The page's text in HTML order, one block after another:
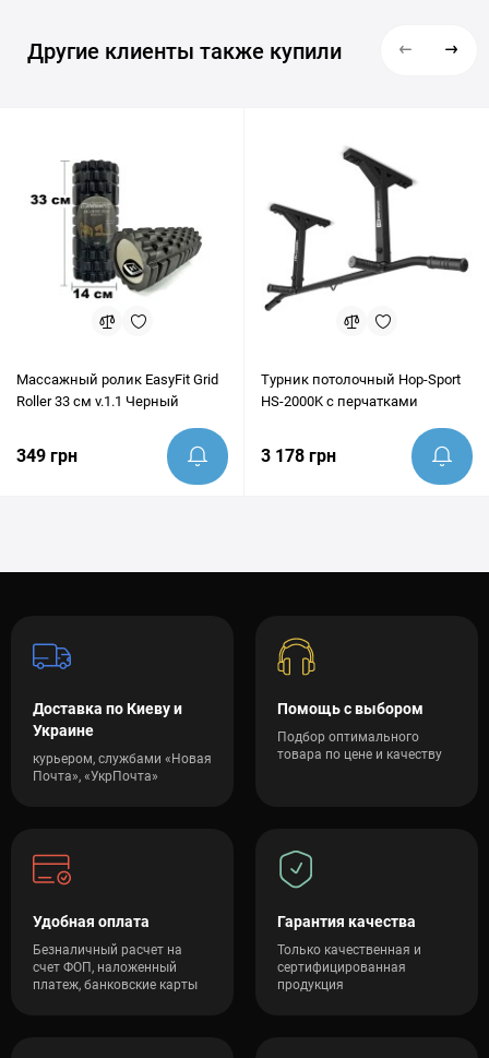
Другие клиенты также купили
Массажный ролик EasyFit Grid
Roller 33 см v.1.1 Черный
349 грн
Турник потолочный Hop-Sport
HS-2000K с перчатками
3 178 грн
Доставка по Киеву и
Украине
курьером, службами «Новая
Почта», «УкрПочта»
Помощь с выбором
Подбор оптимального
товара по цене и качеству
Удобная оплата
Безналичный расчет на
счет ФОП, наложенный
платеж, банковские карты
Гарантия качества
Только качественная и
сертифицированная
продукция